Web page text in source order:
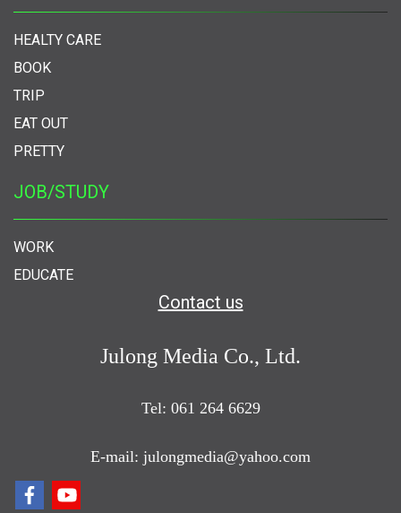
HEALTY CARE
BOOK
TRIP
EAT OUT
PRETTY
JOB/STUDY
WORK
EDUCATE
Contact us
Julong Media Co., Ltd.
Tel: 061 264 6629
E-mail: julongmedia@yahoo.com